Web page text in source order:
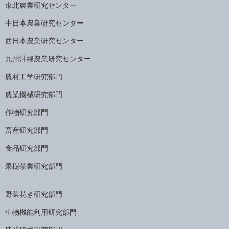
東北農業研究センター
中日本農業研究センター
西日本農業研究センター
九州沖縄農業研究センター
農村工学研究部門
農業機械研究部門
作物研究部門
畜産研究部門
食品研究部門
果樹茶業研究部門
野菜花き研究部門
生物機能利用研究部門